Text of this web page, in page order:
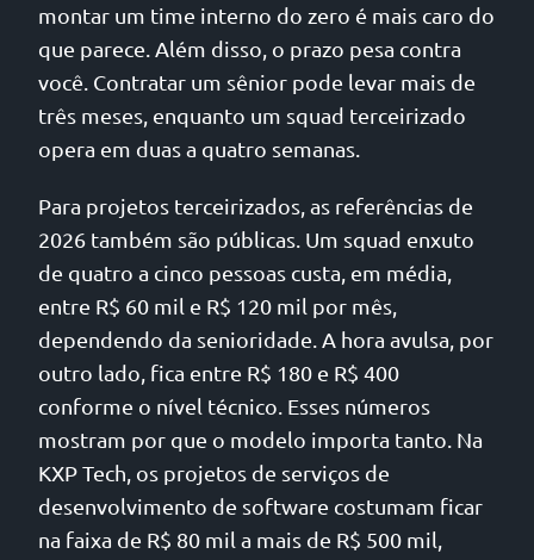
montar um time interno do zero é mais caro do
que parece. Além disso, o prazo pesa contra
você. Contratar um sênior pode levar mais de
três meses, enquanto um squad terceirizado
opera em duas a quatro semanas.
Para projetos terceirizados, as referências de
2026 também são públicas. Um squad enxuto
de quatro a cinco pessoas custa, em média,
entre R$ 60 mil e R$ 120 mil por mês,
dependendo da senioridade. A hora avulsa, por
outro lado, fica entre R$ 180 e R$ 400
conforme o nível técnico. Esses números
mostram por que o modelo importa tanto. Na
KXP Tech, os projetos de serviços de
desenvolvimento de software costumam ficar
na faixa de R$ 80 mil a mais de R$ 500 mil,